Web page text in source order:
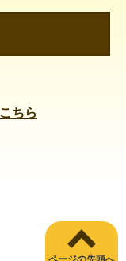
ちら